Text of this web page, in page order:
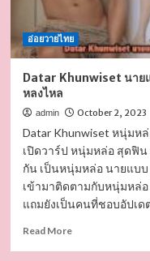
เด่น
ต้อง
ขอ
วาร์
อ่อยวายไทย
Datar Khunwiset นาย
หลงไหล
admin October 2, 2023
Datar Khunwiset หนุ่มห
เปิดวาร์ป หนุ่มหล่อ สุดฟิ
กัน เป็นหนุ่มหล่อ นายแบ
เข้ามาติดตามกับหนุ่มหล่
แถมยังเป็นคนที่ชอบอัปเด
Read MoreRead